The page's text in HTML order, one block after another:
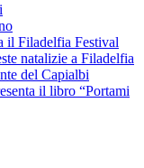
Filadelfia Festival
natalizie a Filadelfia
del Capialbi
il libro “Portami